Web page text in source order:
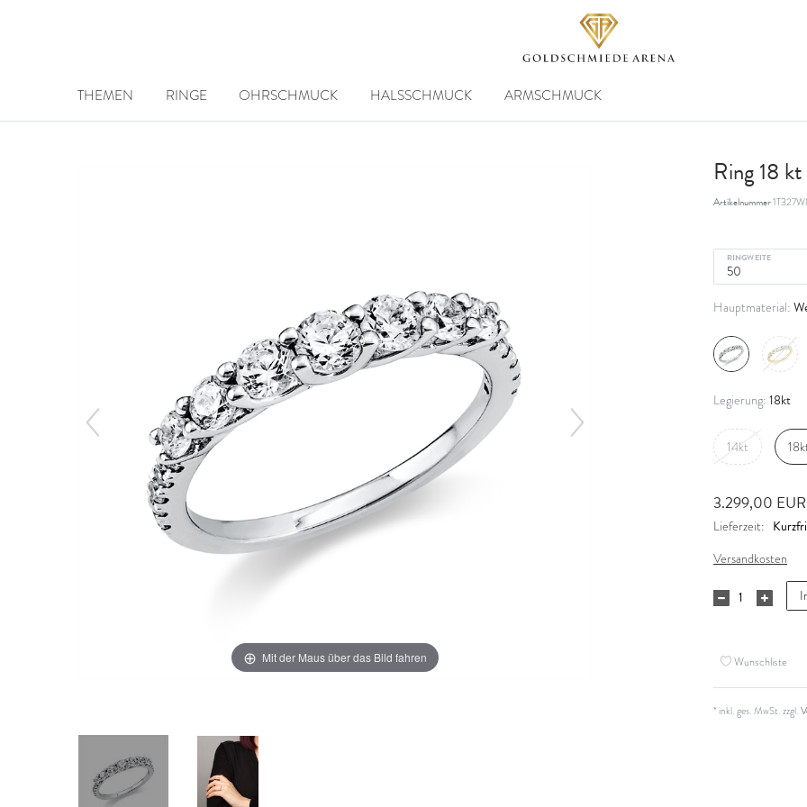
THEMEN RINGE OHRSCHMUCK HALSSCHMUCK ARMSCHMUCK
Mit der Maus über das Bild fahren
Ring 18
Artikelnummer
RINGWEITE
Hauptmaterial:
Legierung: 18kt
14kt
3.299,00
Lieferzeit:
Versandkosten
Wunschliste
* inkl. ges. MwSt. zzgl.